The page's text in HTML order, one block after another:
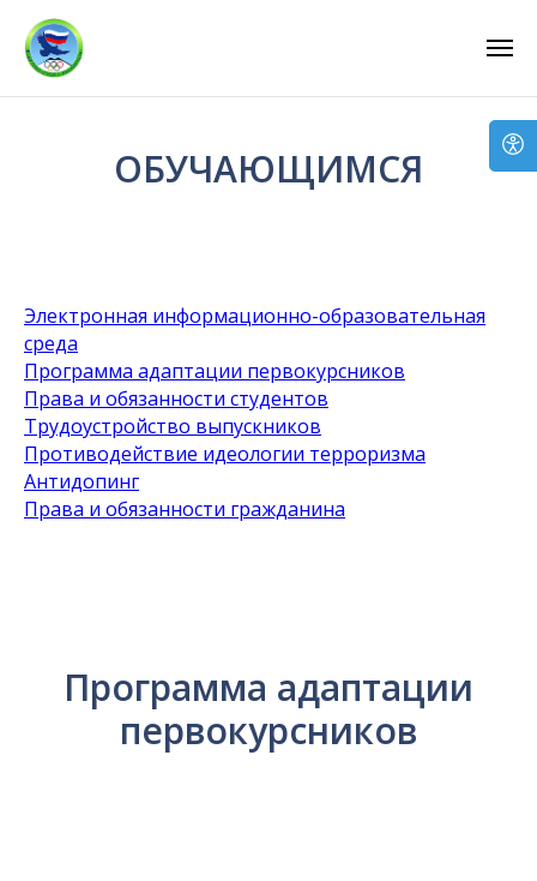
ОБУЧАЮЩИМСЯ
Электронная информационно-образовательная
среда
Программа адаптации первокурсников
Права и обязанности студентов
Трудоустройство выпускников
Противодействие идеологии терроризма
Антидопинг
Права и обязанности гражданина
Программа адаптации
первокурсников